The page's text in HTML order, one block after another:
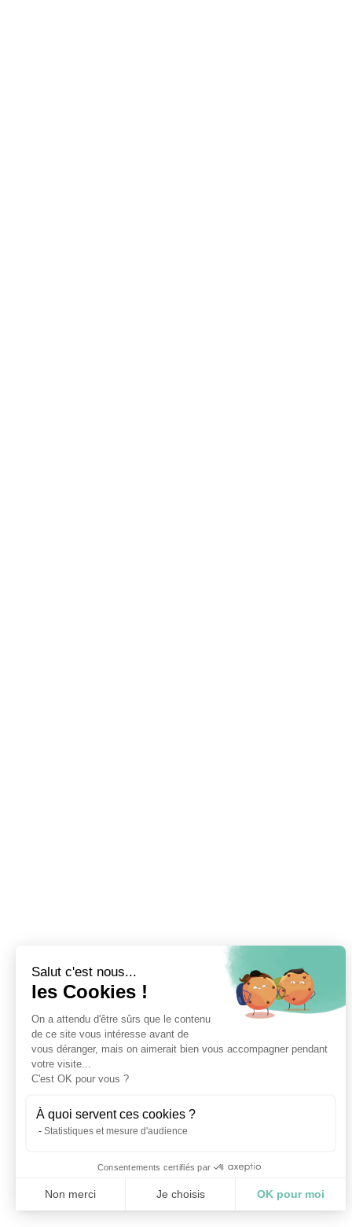
Salut c'est nous...
les Cookies !
On a attendu d'être sûrs que le contenu
de ce site vous intéresse avant de
vous déranger, mais on aimerait bien vous accompagner pendant
votre visite...
C'est OK pour vous ?
À quoi servent ces cookies ?
Statistiques et mesure d'audience
Consentements certifiés par
Non merci Je choisis OK pour moi